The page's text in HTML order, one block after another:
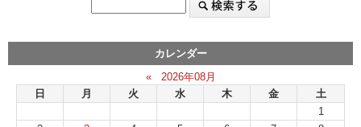
カレンダー
«
2026年08月
日
月 火 水 木 金
土
1